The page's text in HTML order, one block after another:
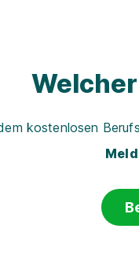
kostenlosen